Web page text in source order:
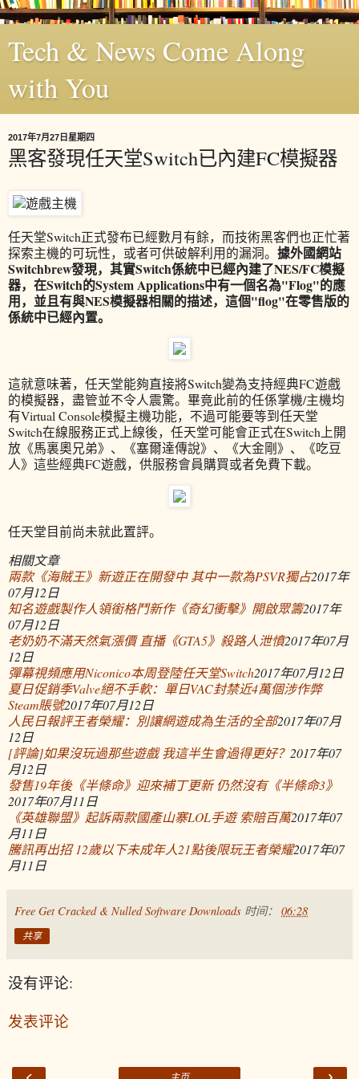
Tech & News Come Along
with You
2017年7月27日星期四
黑客發現任天堂Switch已內建FC模擬器
任天堂Switch正式發布已經數月有餘，而技術黑客們也正忙著
探索主機的可玩性，或者可供破解利用的漏洞。 據外國網站
Switchbrew發現，其實Switch係統中已經內建了NES/FC模擬
器，在Switch的System Applications中有一個名為"Flog"的應
用，並且有與NES模擬器相關的描述，這個"flog"在零售版的
係統中已經內置。
這就意味著，任天堂能夠直接將Switch變為支持經典FC遊戲
的模擬器，盡管並不令人震驚。畢竟此前的任係掌機/主機均
有Virtual Console模擬主機功能，不過可能要等到任天堂
Switch在線服務正式上線後，任天堂可能會正式在Switch上開
放《馬裏奧兄弟》、《塞爾達傳說》、《大金剛》、《吃豆
人》這些經典FC遊戲，供服務會員購買或者免費下載。
任天堂目前尚未就此置評。
相關文章
兩款《海賊王》新遊正在開發中 其中一款為PSVR獨占2017年
07月12日
知名遊戲製作人領銜格鬥新作《奇幻衝擊》開啟眾籌2017年
07月12日
老奶奶不滿天然氣漲價 直播《GTA5》殺路人泄憤2017年07月
12日
彈幕視頻應用Niconico本周登陸任天堂Switch2017年07月12日
夏日促銷季Valve絕不手軟：單日VAC封禁近4萬個涉作弊
Steam賬號2017年07月12日
人民日報評王者榮耀：別讓網遊成為生活的全部2017年07月
12日
[評論]如果沒玩過那些遊戲 我這半生會過得更好？ 2017年07
月12日
發售19年後《半條命》迎來補丁更新 仍然沒有《半條命3》
2017年07月11日
《英雄聯盟》起訴兩款國產山寨LOL手遊 索賠百萬2017年07
月11日
騰訊再出招 12歲以下未成年人21點後限玩王者榮耀2017年07
月11日
Free Get Cracked & Nulled Software Downloads 时间： 06:28
共享
没有评论:
发表评论